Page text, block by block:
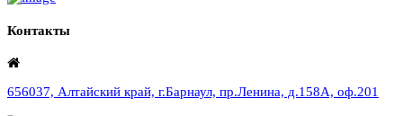
Контакты
656037, Алтайский край, г.Барнаул, пр.Ленина, д.158А, оф.201